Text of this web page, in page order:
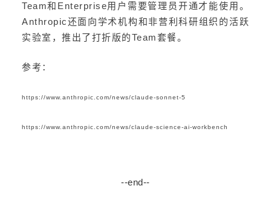
Team和Enterprise用户需要管理员开通才能使用。
Anthropic还面向学术机构和非营利科研组织的活跃
实验室，推出了打折版的Team套餐。
参考：
https://www.anthropic.com/news/claude-sonnet-5
https://www.anthropic.com/news/claude-science-ai-workbench
--end--